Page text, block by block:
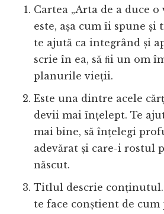
Cartea „Arta de a duce
este, așa cum îi spune și
te ajută ca integrând și
scrie în ea, să ﬁi un om
planurile vieții.
Este una dintre acele
devii mai înțelept. Te
mai bine, să înțelegi
adevărat și care-i rostul
născut.
Titlul descrie conținutul.
te face conștient de cum